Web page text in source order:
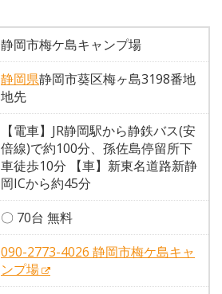
静岡市梅ケ島キャンプ場
静岡県静岡市葵区梅ヶ島3198番地
地先
【電車】JR静岡駅から静鉄バス(安
倍線)で約100分、孫佐島停留所下
車徒歩10分 【車】新東名道路新静
岡ICから約45分
〇 70台 無料
090-2773-4026 静岡市梅ケ島キャ
ンプ場